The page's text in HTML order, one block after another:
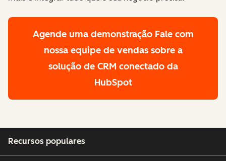
Agende uma demonstração Fale com
nossa equipe de vendas sobre a
solução de CRM conectado da
HubSpot
Recursos populares